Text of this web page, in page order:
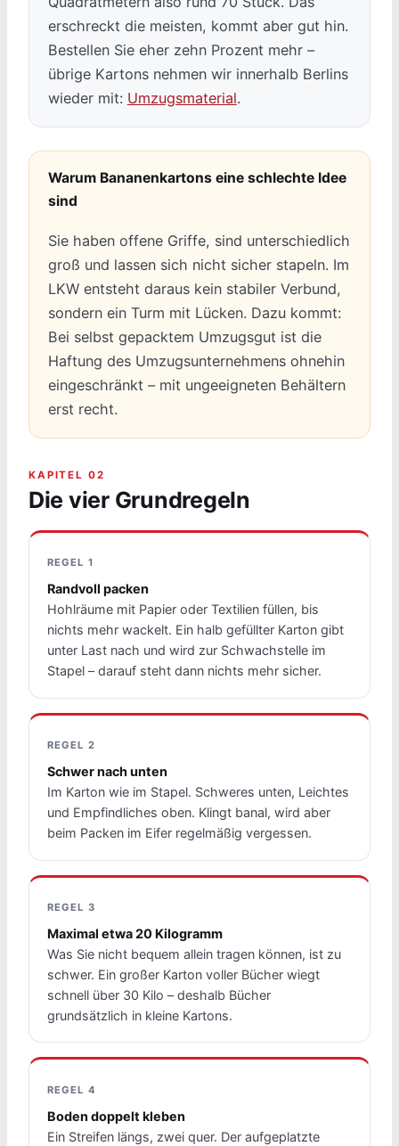
erschreckt die meisten, kommt aber gut hin.
Bestellen Sie eher zehn Prozent mehr –
übrige Kartons nehmen wir innerhalb Berlins
wieder mit: Umzugsmaterial.
Warum Bananenkartons eine schlechte Idee
sind
Sie haben offene Griffe, sind unterschiedlich
groß und lassen sich nicht sicher stapeln. Im
LKW entsteht daraus kein stabiler Verbund,
sondern ein Turm mit Lücken. Dazu kommt:
Bei selbst gepacktem Umzugsgut ist die
Haftung des Umzugsunternehmens ohnehin
eingeschränkt – mit ungeeigneten Behältern
erst recht.
KAPITEL 02
Die vier Grundregeln
REGEL 1
Randvoll packen
Hohlräume mit Papier oder Textilien füllen, bis
nichts mehr wackelt. Ein halb gefüllter Karton gibt
unter Last nach und wird zur Schwachstelle im
Stapel – darauf steht dann nichts mehr sicher.
REGEL 2
Schwer nach unten
Im Karton wie im Stapel. Schweres unten, Leichtes
und Empfindliches oben. Klingt banal, wird aber
beim Packen im Eifer regelmäßig vergessen.
REGEL 3
Maximal etwa 20 Kilogramm
Was Sie nicht bequem allein tragen können, ist zu
schwer. Ein großer Karton voller Bücher wiegt
schnell über 30 Kilo – deshalb Bücher
grundsätzlich in kleine Kartons.
REGEL 4
Boden doppelt kleben
Ein Streifen längs, zwei quer. Der aufgeplatzte